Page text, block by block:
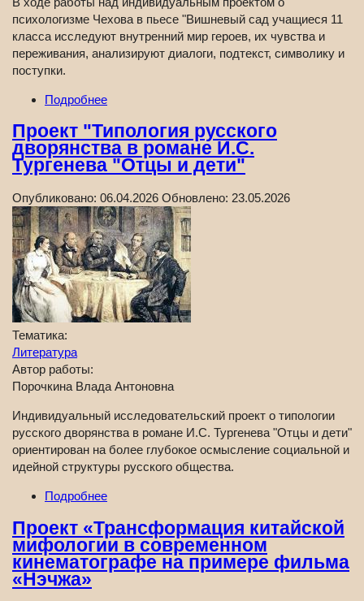
психологизме Чехова в пьесе "Вишневый сад учащиеся 11
класса исследуют внутренний мир героев, их чувства и
переживания, анализируют диалоги, подтекст, символику и
поступки.
Подробнее
Проект "Типология русского
дворянства в романе И.С.
Тургенева "Отцы и дети"
Опубликовано: 06.04.2026 Обновлено: 23.05.2026
Тематика:
Литература
Автор работы:
Порочкина Влада Антоновна
Индивидуальный исследовательский проект о типологии
русского дворянства в романе И.С. Тургенева "Отцы и дети"
ориентирован на более глубокое осмысление социальной и
идейной структуры русского общества.
Подробнее
Проект «Трансформация китайской
мифологии в современном
кинематографе на примере фильма
«Нэчжа»